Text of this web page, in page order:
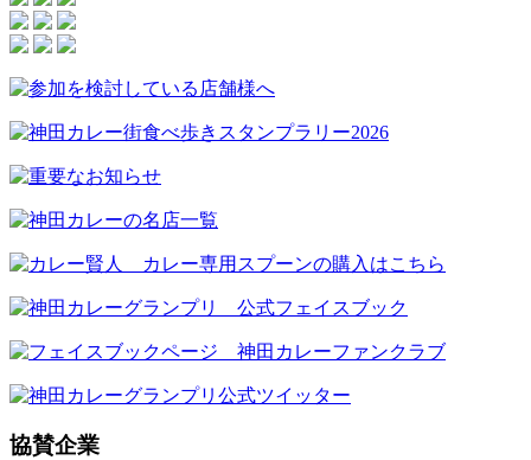
協賛企業